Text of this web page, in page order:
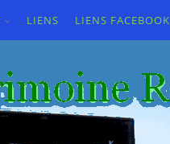
LIENS LIENS FACEBOOK